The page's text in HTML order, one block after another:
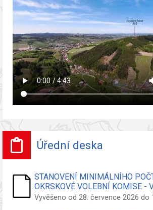
Úřední deska
STANOVENÍ MINIMÁLNÍHO
OKRSKOVÉ VOLEBNÍ KOMISE -
ZASTUPITELSTVA OBCE
Vyvěšeno od 28. července 2026 do